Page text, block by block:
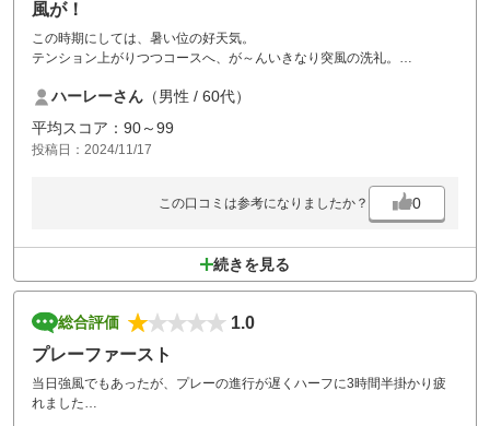
風が！
この時期にしては、暑い位の好天気。
テンション上がりつつコースへ、が～んいきなり突風の洗礼。
した。
ただ、メンテナンスは、最高。また挑戦します。
ハーレーさん （男性 / 60代）
平均スコア：90～99
投稿日：2024/11/17
この口コミは参考になりましたか？ 0
続きを見る
総合評価
1.0
プレーファースト
当日強風でもあったが、プレーの進行が遅くハーフに3時間半掛かり疲
れました